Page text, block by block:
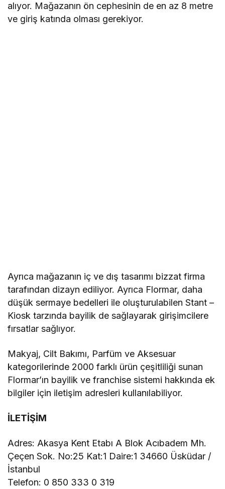
alıyor. Mağazanın ön cephesinin de en az 8 metre
ve giriş katında olması gerekiyor.
Ayrıca mağazanın iç ve dış tasarımı bizzat firma
tarafından dizayn ediliyor. Ayrıca Flormar, daha
düşük sermaye bedelleri ile oluşturulabilen Stant –
Kiosk tarzında bayilik de sağlayarak girişimcilere
fırsatlar sağlıyor.
Makyaj, Cilt Bakımı, Parfüm ve Aksesuar
kategorilerinde 2000 farklı ürün çeşitliliği sunan
Flormar’ın bayilik ve franchise sistemi hakkında ek
bilgiler için iletişim adresleri kullanılabiliyor.
İLETİŞİM
Adres: Akasya Kent Etabı A Blok Acıbadem Mh.
Çeçen Sok. No:25 Kat:1 Daire:1 34660 Üsküdar /
İstanbul
Telefon: 0 850 333 0 319